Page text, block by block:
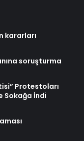
kararları
soruşturma
Protestoları
Sokağa İndi